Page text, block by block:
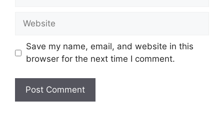
Website
Save my name, email, and website in this
browser for the next time I comment.